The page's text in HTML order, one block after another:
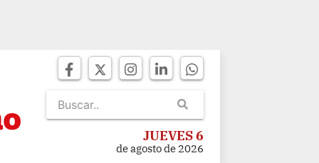
JUEVES 6
de agosto de 2026